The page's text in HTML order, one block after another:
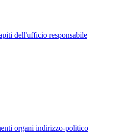
dell'ufficio responsabile
organi indirizzo-politico